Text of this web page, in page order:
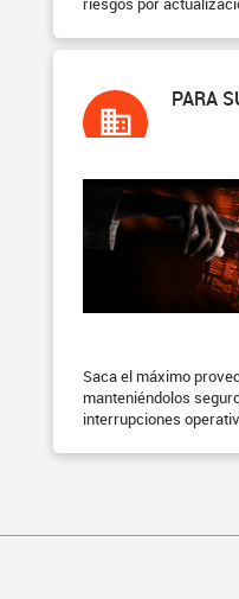
PARA
Saca el máximo
manteniéndolos
interrupciones